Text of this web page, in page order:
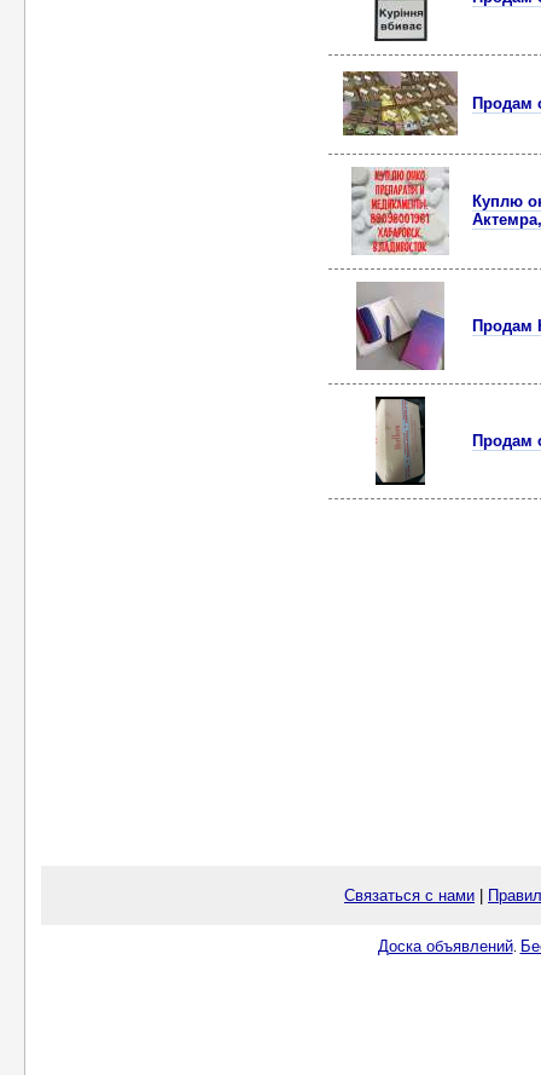
Продам
Куплю
Продам
Продам
Связаться с нами
Доска объявлений.